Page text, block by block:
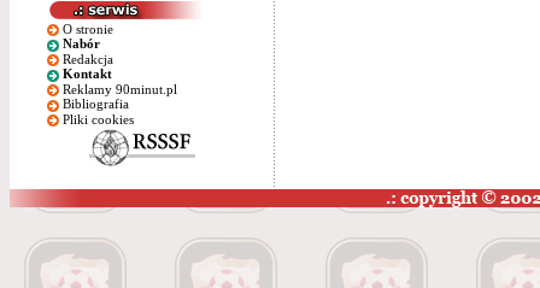
O stronie
Nabór
Redakcja
Kontakt
Reklamy 90minut.pl
Bibliografia
Pliki cookies